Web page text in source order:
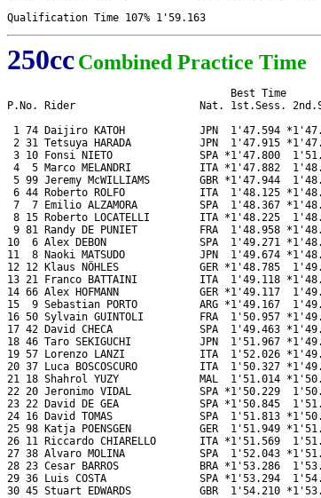
250ccCombined Practice Time
                                    Best Time
P.No. Rider                    Nat. 1st.Sess.
1 74 Daijiro KATOH            JPN  1'47.594
2 31 Tetsuya HARADA           JPN  1'47.915
3 10 Fonsi NIETO              SPA *1'47.800
4  5 Marco MELANDRI           ITA *1'47.882
5 99 Jeremy McWILLIAMS        GBR *1'47.944
6 44 Roberto ROLFO            ITA  1'48.125
7  7 Emilio ALZAMORA          SPA  1'48.367
8 15 Roberto LOCATELLI        ITA *1'48.225
9 81 Randy DE PUNIET          FRA  1'48.958
10  6 Alex DEBON               SPA  1'49.271
11  8 Naoki MATSUDO            JPN  1'49.674
12 12 Klaus NÖHLES             GER *1'48.785
13 21 Franco BATTAINI          ITA  1'49.118
14 66 Alex HOFMANN             GER *1'49.117
15  9 Sebastian PORTO          ARG *1'49.167
16 50 Sylvain GUINTOLI         FRA  1'50.957
17 42 David CHECA              SPA  1'49.463
18 46 Taro SEKIGUCHI           JPN  1'51.967
19 57 Lorenzo LANZI            ITA  1'52.026
20 37 Luca BOSCOSCURO          ITA  1'50.327
21 18 Shahrol YUZY             MAL  1'51.014
22 20 Jeronimo VIDAL           SPA *1'50.229
23 22 David DE GEA             SPA *1'50.845
24 16 David TOMAS              SPA  1'51.813
25 98 Katja POENSGEN           GER  1'51.949
26 11 Riccardo CHIARELLO       ITA *1'51.569
27 38 Alvaro MOLINA            SPA  1'52.043
28 23 Cesar BARROS             BRA *1'53.286
29 36 Luis COSTA               SPA *1'53.294
30 45 Stuart EDWARDS           GBR  1'54.210